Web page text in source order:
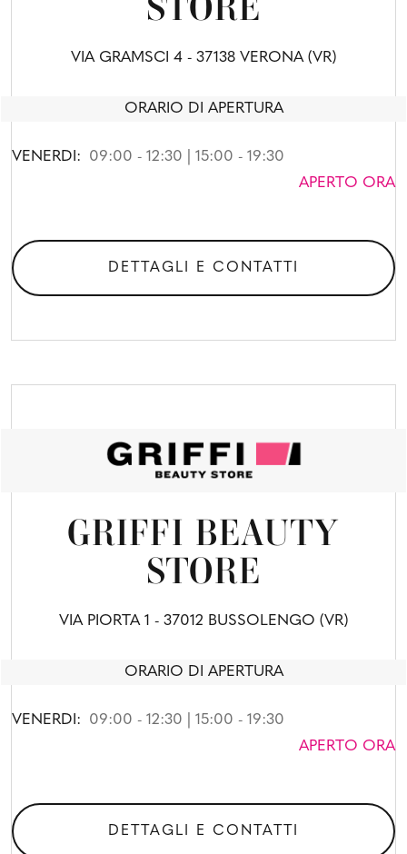
VIA GRAMSCI 4 - 37138 VERONA (VR)
ORARIO DI APERTURA
VENERDI:
09:00 - 12:30 | 15:00 - 19:30
APERTO ORA
DETTAGLI E CONTATTI
GRIFFI BEAUTY
STORE
VIA PIORTA 1 - 37012 BUSSOLENGO (VR)
ORARIO DI APERTURA
VENERDI:
09:00 - 12:30 | 15:00 - 19:30
APERTO ORA
DETTAGLI E CONTATTI